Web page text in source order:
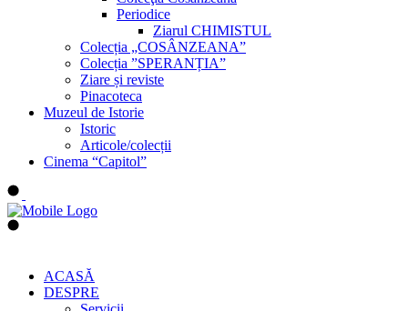
Periodice
Ziarul CHIMISTUL
Colecția „COSÂNZEANA”
Colecția ”SPERANȚIA”
Ziare și reviste
Pinacoteca
Muzeul de Istorie
Istoric
Articole/colecții
Cinema “Capitol”
ACASĂ
DESPRE